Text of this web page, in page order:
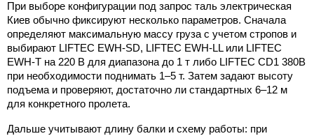
При выборе конфигурации под запрос таль электрическая
Киев обычно фиксируют несколько параметров. Сначала
определяют максимальную массу груза с учетом стропов и
выбирают LIFTEC EWH-SD, LIFTEC EWH-LL или LIFTEC
EWH-T на 220 В для диапазона до 1 т либо LIFTEC CD1 380В
при необходимости поднимать 1–5 т. Затем задают высоту
подъема и проверяют, достаточно ли стандартных 6–12 м
для конкретного пролета.
Дальше учитывают длину балки и схему работы: при